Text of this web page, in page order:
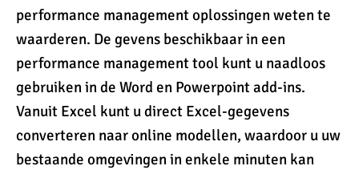
performance management oplossingen weten te
waarderen. De gevens beschikbaar in een
performance management tool kunt u naadloos
gebruiken in de Word en Powerpoint add-ins.
Vanuit Excel kunt u direct Excel-gegevens
converteren naar online modellen, waardoor u uw
bestaande omgevingen in enkele minuten kan